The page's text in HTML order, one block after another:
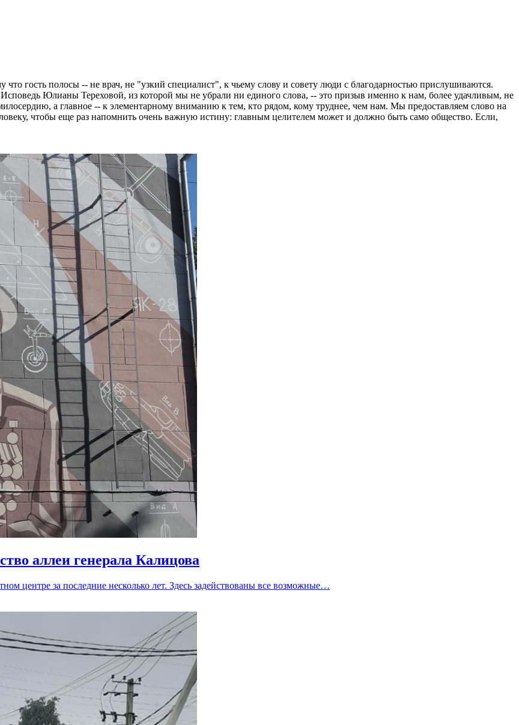
гость полосы -- не врач, не "узкий специалист", к чьему слову и совету люди с благодарностью прислушиваются.
Юлианы Тереховой, из которой мы не убрали ни единого слова, -- это призыв именно к нам, более удачливым, не
а главное -- к элементарному вниманию к тем, кто рядом, кому труднее, чем нам. Мы предоставляем слово на
чтобы еще раз напомнить очень важную истину: главным целителем может и должно быть само общество. Если,
аллеи генерала Калицова
центре за последние несколько лет. Здесь задействованы все возможные…